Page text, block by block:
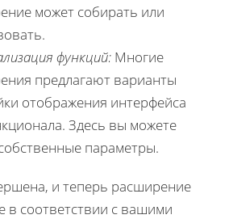
может собирать или
функций: Многие
предлагают варианты
отображения интерфейса
Здесь вы можете
параметры.
и теперь расширение
в соответствии с вашими